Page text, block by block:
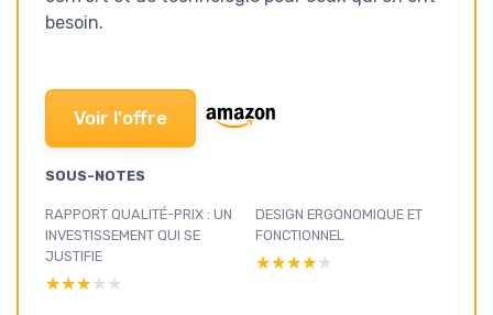
besoin.
Voir l'offre
SOUS-NOTES
RAPPORT QUALITÉ-PRIX : UN
INVESTISSEMENT QUI SE
JUSTIFIE
★★★★★
★★★★★
DESIGN ERGONOMIQUE ET
FONCTIONNEL
★★★★★
★★★★★